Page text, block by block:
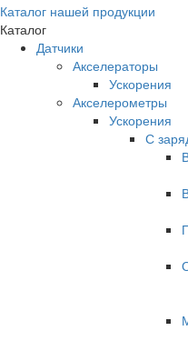
Каталог нашей продукции
Каталог
Датчики
Акселераторы
Ускорения
Акселерометры
Ускорения
С